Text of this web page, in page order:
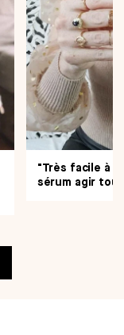
"Très facile à
sérum agir